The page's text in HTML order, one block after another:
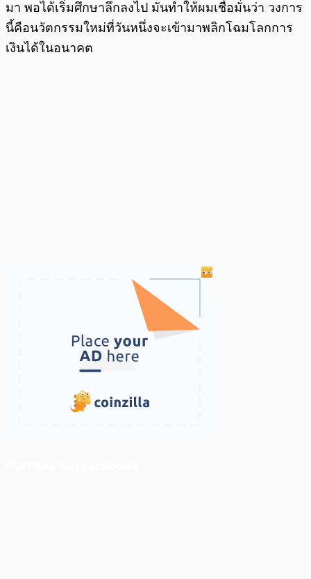
มา พอได้เริ่มศึกษาลึกลงไป มันทำให้ผมเชื่อมั่นว่า วงการ
นี้คือนวัตกรรมใหม่ที่วันหนึ่งจะเข้ามาพลิกโฉมโลกการ
เงินได้ในอนาคต